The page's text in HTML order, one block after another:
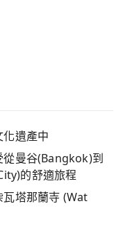
遺產中
曼谷(Bangkok)到
)的舒適旅程
塔那蘭寺 (Wat